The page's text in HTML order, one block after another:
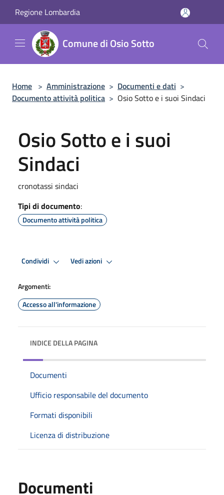
Regione Lombardia
Comune di Osio Sotto
Home > Amministrazione > Documenti e dati >
Documento attività politica > Osio Sotto e i suoi Sindaci
Osio Sotto e i suoi
Sindaci
cronotassi sindaci
Tipi di documento:
Documento attività politica
Condividi Vedi azioni
Argomenti:
Accesso all'informazione
INDICE DELLA PAGINA
Documenti
Ufficio responsabile del documento
Formati disponibili
Licenza di distribuzione
Documenti